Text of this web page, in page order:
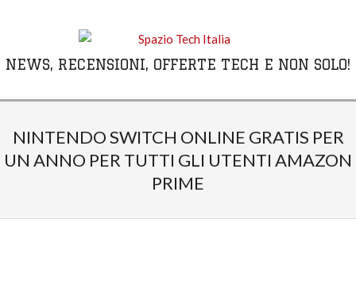
NEWS, RECENSIONI, OFFERTE TECH E NON SOLO!
MenuNINTENDO SWITCH ONLINE GRATIS PER
UN ANNO PER TUTTI GLI UTENTI AMAZON
PRIME